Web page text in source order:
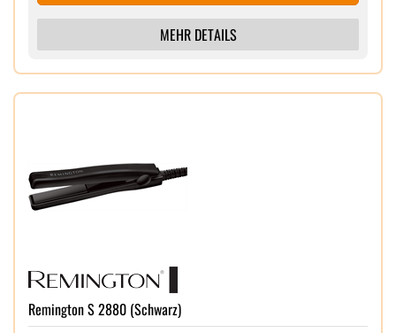
MEHR DETAILS
Remington S 2880 (Schwarz)